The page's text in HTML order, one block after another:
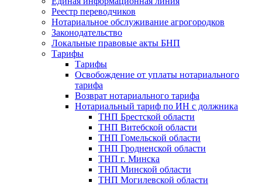
Реестр переводчиков
Нотариальное обслуживание агрогородков
Законодательство
Локальные правовые акты БНП
Тарифы
Тарифы
Освобождение от уплаты нотариального
тарифа
Возврат нотариального тарифа
Нотариальный тариф по ИН с должника
ТНП Брестской области
ТНП Витебской области
ТНП Гомельской области
ТНП Гродненской области
ТНП г. Минска
ТНП Минской области
ТНП Могилевской области